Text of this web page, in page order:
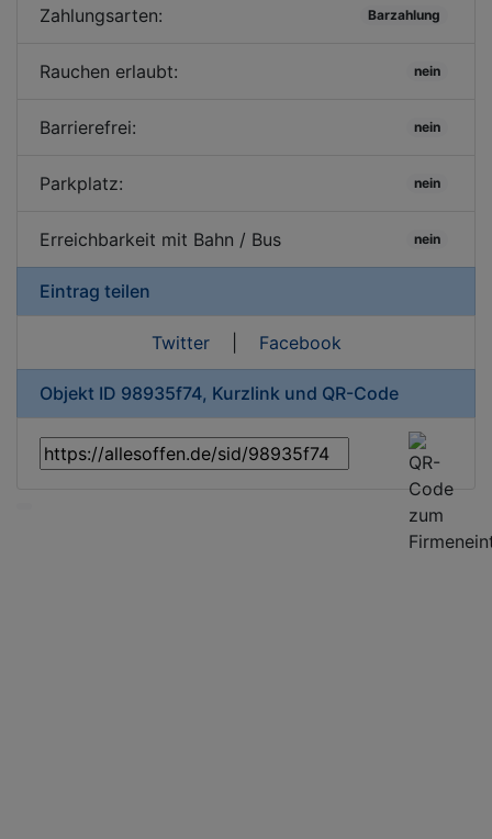
Zahlungsarten: Barzahlung
Rauchen erlaubt: nein
Barrierefrei: nein
Parkplatz: nein
Erreichbarkeit mit Bahn / Bus nein
Eintrag teilen
Twitter| Facebook
Objekt ID 98935f74, Kurzlink und QR-Code